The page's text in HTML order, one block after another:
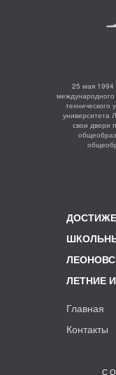
25 мая 1994
международного
технического
университета
свои двери
ЛЕТНИЕ
Главная
Контакты